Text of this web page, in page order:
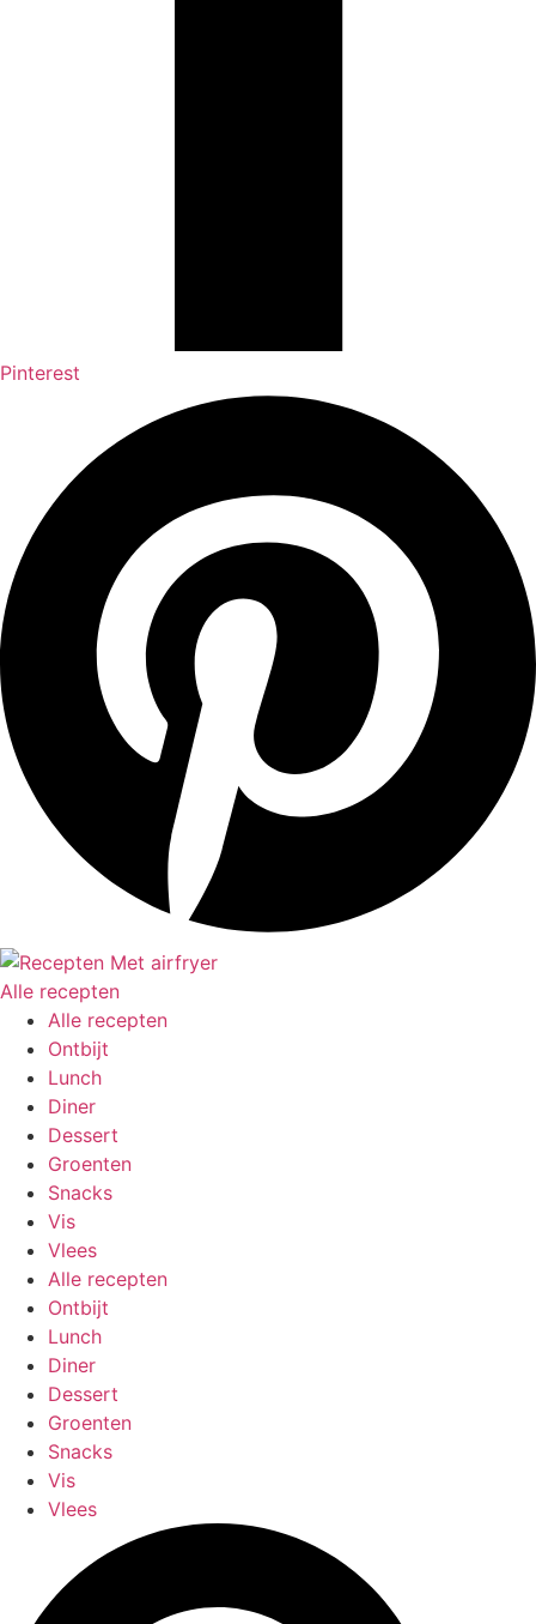
Pinterest
Alle recepten
Alle recepten
Ontbijt
Lunch
Diner
Dessert
Groenten
Snacks
Vis
Vlees
Alle recepten
Ontbijt
Lunch
Diner
Dessert
Groenten
Snacks
Vis
Vlees